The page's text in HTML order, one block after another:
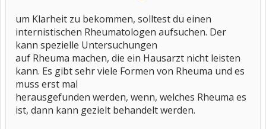
um Klarheit zu bekommen, solltest du einen
internistischen Rheumatologen aufsuchen. Der
kann spezielle Untersuchungen
auf Rheuma machen, die ein Hausarzt nicht leisten
kann. Es gibt sehr viele Formen von Rheuma und es
muss erst mal
herausgefunden werden, wenn, welches Rheuma es
ist, dann kann gezielt behandelt werden.